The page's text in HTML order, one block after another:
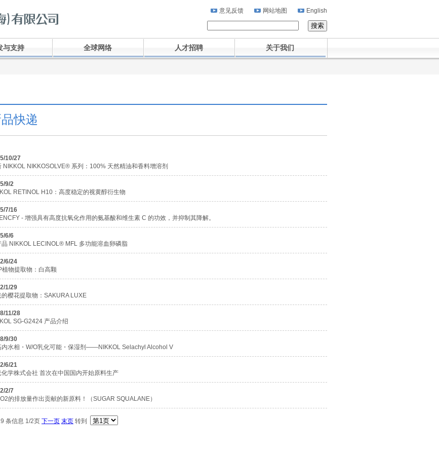
意见反馈 网站地图 English
与支持 全球网络 人才招聘 关于我们
快递
10/27
NIKKOL NIKKOSOLVE® 系列：100% 天然精油和香料增溶剂
9/2
RETINOL H10：高度稳定的视黄醇衍生物
7/16
- 增强具有高度抗氧化作用的氨基酸和维生素 C 的功效，并抑制其降解。
6/6
品 NIKKOL LECINOL®️ MFL 多功能溶血卵磷脂
6/24
植物提取物：白高颗
1/29
的樱花提取物：SAKURA LUXE
11/28
SG-G2424 产品介绍
9/30
内水相・W/O乳化可能・保湿剂——NIKKOL Selachyl Alcohol V
6/21
化学株式会社 首次在中国国内开始原料生产
2/7
的排放量作出贡献的新原料！（SUGAR SQUALANE）
条信息 1/2页 下一页 末页 转到